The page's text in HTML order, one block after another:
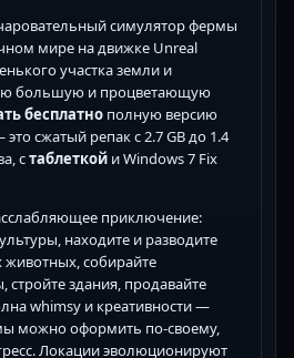
симулятор фермы
мире на движке Unreal
участка земли и
большую и процветающую
бесплатно полную версию
сжатый репак с 2.7 GB до 1.4
стаблеткой и Windows 7 Fix
приключение:
находите и разводите
животных, собирайте
здания, продавайте
whimsy и креативности —
можно оформить по-своему,
Локации эволюционируют